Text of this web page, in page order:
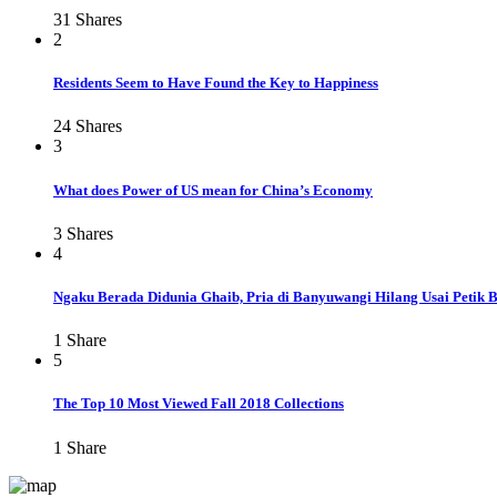
31 Shares
2
Residents Seem to Have Found the Key to Happiness
24 Shares
3
What does Power of US mean for China’s Economy
3 Shares
4
Ngaku Berada Didunia Ghaib, Pria di Banyuwangi Hilang Usai Petik
1 Share
5
The Top 10 Most Viewed Fall 2018 Collections
1 Share